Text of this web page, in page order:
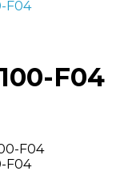
F04
F04
F04